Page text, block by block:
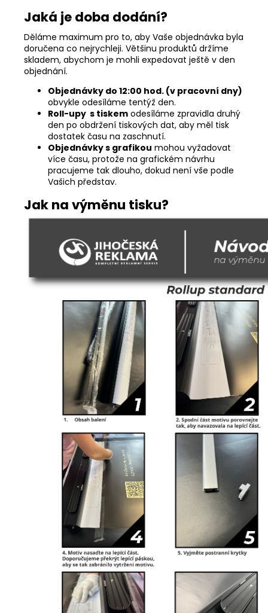
Jaká je doba dodání?
Děláme maximum pro to, aby Vaše objednávka byla
doručena co nejrychleji. Většinu produktů držíme
skladem, abychom je mohli expedovat ještě v den
objednání.
Objednávky do 12:00 hod. (v pracovní dny)
obvykle odesíláme tentýž den.
Roll-upy s tiskem odesíláme zpravidla druhý
den po obdržení tiskových dat, aby měl tisk
dostatek času na zaschnutí.
Objednávky s grafikou mohou vyžadovat
více času, protože na grafickém návrhu
pracujeme tak dlouho, dokud není vše podle
Vašich představ.
Jak na výměnu tisku?